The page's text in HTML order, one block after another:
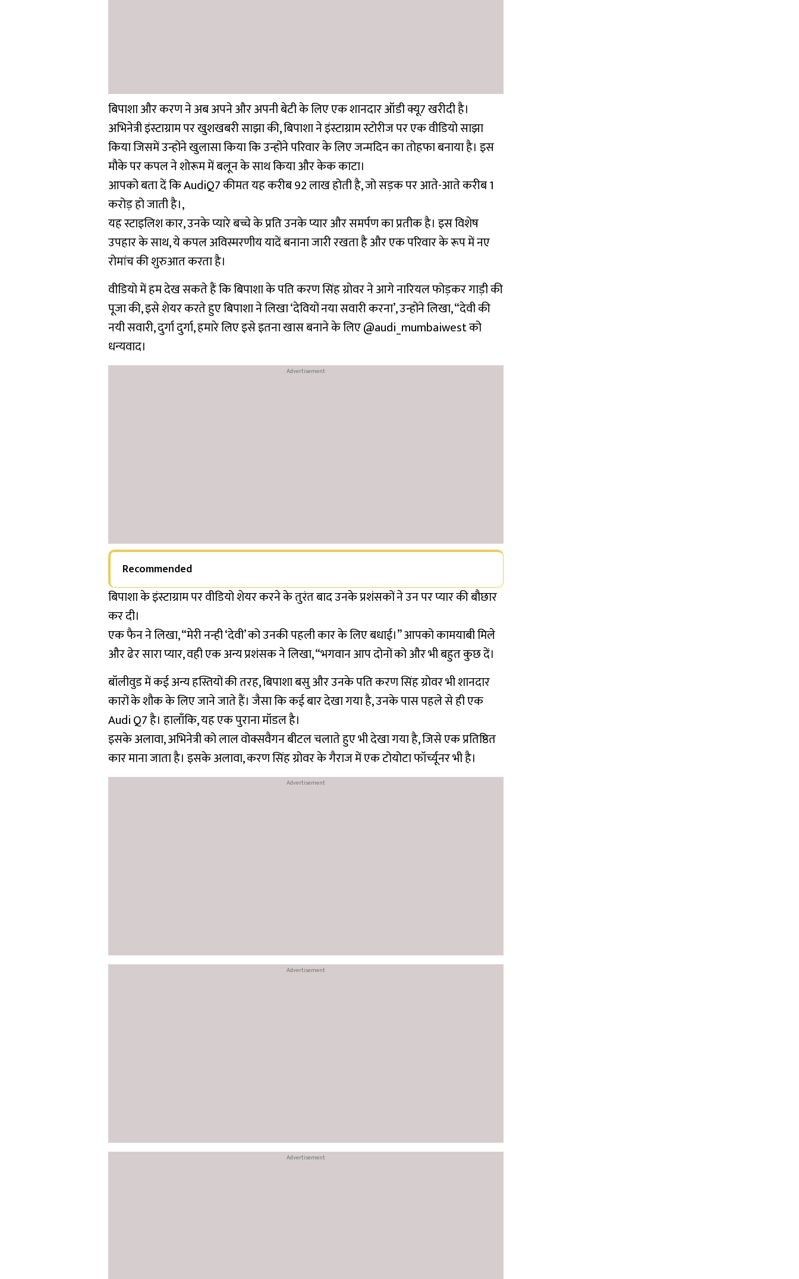
बिपाशा और करण ने अब अपने और अपनी बेटी के लिए एक शानदार ऑडी क्यू7 खरीदी है।
अभिनेत्री इंस्टाग्राम पर खुशखबरी साझा की, बिपाशा ने इंस्टाग्राम स्टोरीज पर एक वीडियो साझा
किया जिसमें उन्होंने खुलासा किया कि उन्होंने परिवार के लिए जन्मदिन का तोहफा बनाया है। इस
मौके पर कपल ने शोरूम में बलून के साथ किया और केक काटा।
आपको बता दें कि AudiQ7 कीमत यह करीब 92 लाख होती है, जो सड़क पर आते-आते करीब 1
करोड़ हो जाती है।,
यह स्टाइलिश कार, उनके प्यारे बच्चे के प्रति उनके प्यार और समर्पण का प्रतीक है। इस विशेष
उपहार के साथ, ये कपल अविस्मरणीय यादें बनाना जारी रखता है और एक परिवार के रूप में नए
रोमांच की शुरुआत करता है।
वीडियो में हम देख सकते हैं कि बिपाशा के पति करण सिंह ग्रोवर ने आगे नारियल फोड़कर गाड़ी की
पूजा की, इसे शेयर करते हुए बिपाशा ने लिखा ‘देवियों नया सवारी करना’, उन्होंने लिखा, “देवी की
नयी सवारी, दुर्गा दुर्गा, हमारे लिए इसे इतना खास बनाने के लिए @audi_mumbaiwest को
धन्यवाद।
Recommended
बिपाशा के इंस्टाग्राम पर वीडियो शेयर करने के तुरंत बाद उनके प्रशंसकों ने उन पर प्यार की बौछार
कर दी।
एक फैन ने लिखा, “मेरी नन्ही ‘देवी’ को उनकी पहली कार के लिए बधाई।” आपको कामयाबी मिले
और ढेर सारा प्यार, वही एक अन्य प्रशंसक ने लिखा, “भगवान आप दोनों को और भी बहुत कुछ दें।
बॉलीवुड में कई अन्य हस्तियों की तरह, बिपाशा बसु और उनके पति करण सिंह ग्रोवर भी शानदार
कारों के शौक के लिए जाने जाते हैं। जैसा कि कई बार देखा गया है, उनके पास पहले से ही एक
Audi Q7 है। हालाँकि, यह एक पुराना मॉडल है।
इसके अलावा, अभिनेत्री को लाल वोक्सवैगन बीटल चलाते हुए भी देखा गया है, जिसे एक प्रतिष्ठित
कार माना जाता है। इसके अलावा, करण सिंह ग्रोवर के गैराज में एक टोयोटा फॉर्च्यूनर भी है।